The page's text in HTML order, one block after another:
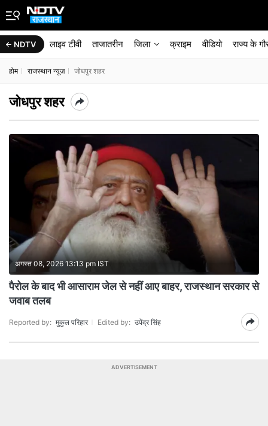
NDTV लाइव टीवी ताजातरीन जिला क्राइम वीडियो राज्‍य के
होम राजस्थान न्यूज़ जोधपुर शहर
जोधपुर शहर
अगस्त 08, 2026 13:13 pm IST
पैरोल के बाद भी आसाराम जेल से नहीं आए बाहर, राजस्‍थान सरकार से
जवाब तलब
Reported by: मुकुल परिहार Edited by: उपेंद्र सिंह
ADVERTISEMENT